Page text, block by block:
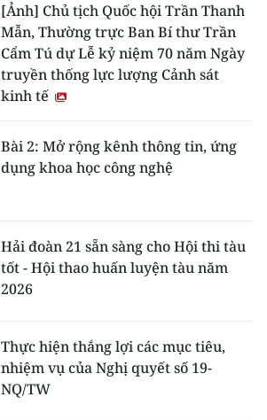
[Ảnh] Chủ tịch Quốc hội Trần Thanh
Mẫn, Thường trực Ban Bí thư Trần
Cẩm Tú dự Lễ kỷ niệm 70 năm Ngày
truyền thống lực lượng Cảnh sát
kinh tế
Bài 2: Mở rộng kênh thông tin, ứng
dụng khoa học công nghệ
Hải đoàn 21 sẵn sàng cho Hội thi tàu
tốt - Hội thao huấn luyện tàu năm
2026
Thực hiện thắng lợi các mục tiêu,
nhiệm vụ của Nghị quyết số 19-
NQ/TW